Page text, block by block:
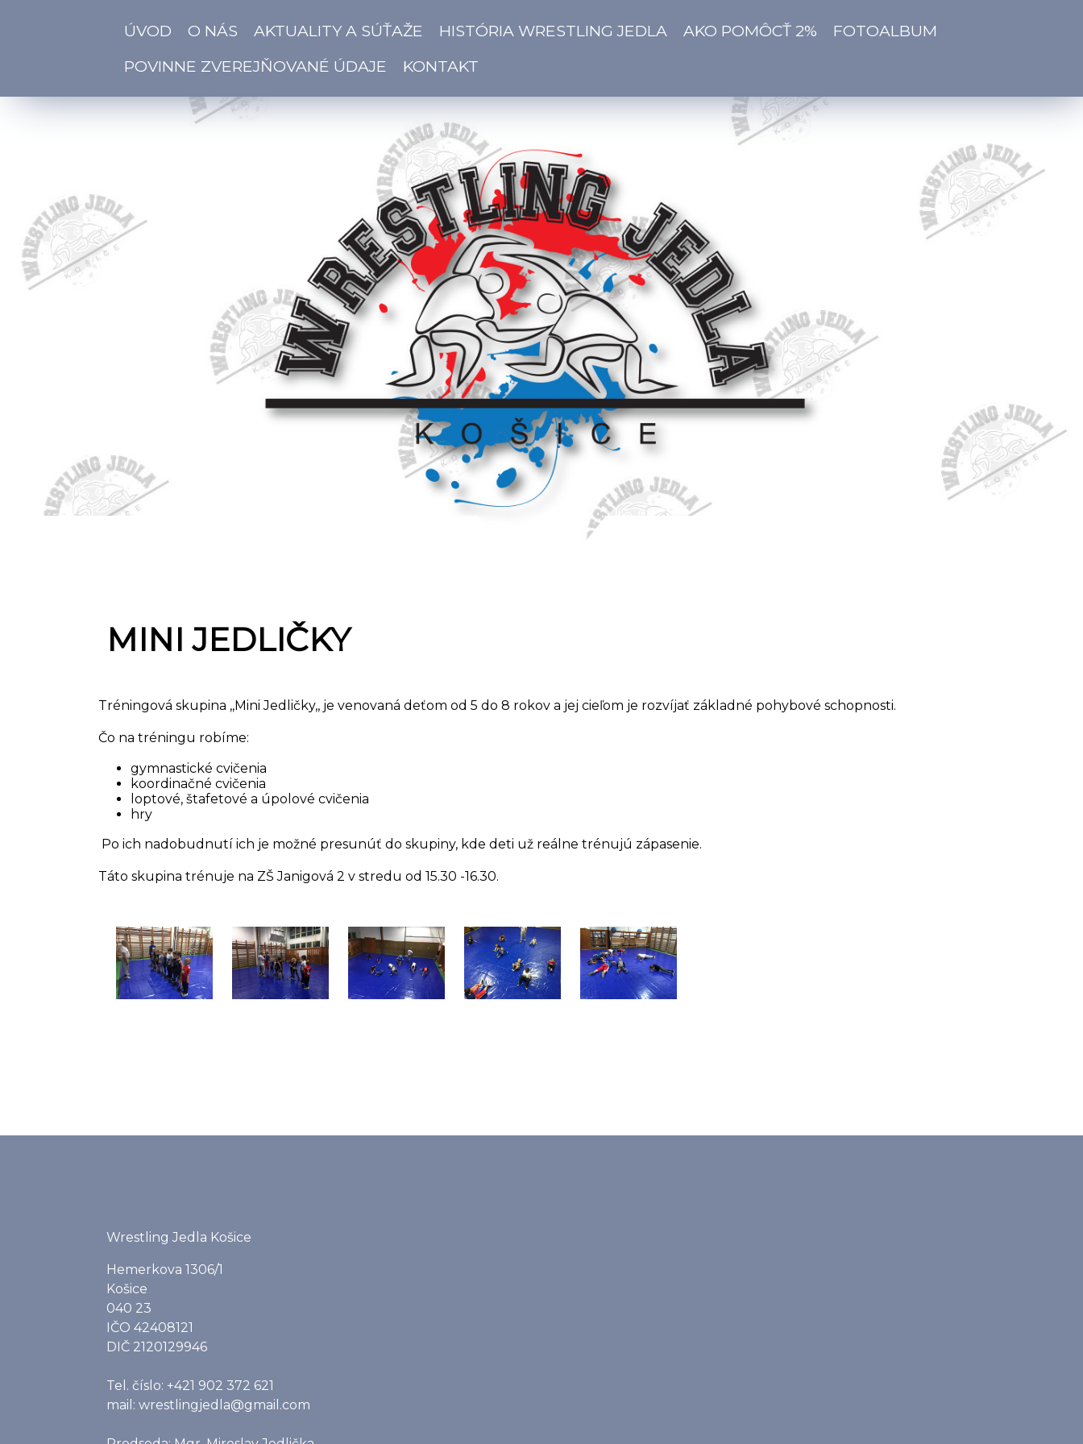
ÚVOD O NÁS AKTUALITY A SÚŤAŽE HISTÓRIA WRESTLING JEDLA AKO POMÔCŤ 2%
FOTOALBUM
POVINNE ZVEREJŇOVANÉ ÚDAJE
KONTAKT
MINI JEDLIČKY
Tréningová skupina ,,Mini Jedličky,, je venovaná deťom od 5 do 8 rokov a jej cieľom je rozvíjať základné pohybové schopnosti.
Čo na tréningu robíme:
gymnastické cvičenia
koordinačné cvičenia
loptové, štafetové a úpolové cvičenia
hry
Po ich nadobudnutí ich je možné presunúť do skupiny, kde deti už reálne trénujú zápasenie.
Táto skupina trénuje na ZŠ Janigová 2 v stredu od 15.30 -16.30.
Wrestling Jedla Košice
Hemerkova 1306/1
Košice
040 23
IČO 42408121
DIČ 2120129946
Tel. číslo: +421 902 372 621
mail: wrestlingjedla@gmail.com